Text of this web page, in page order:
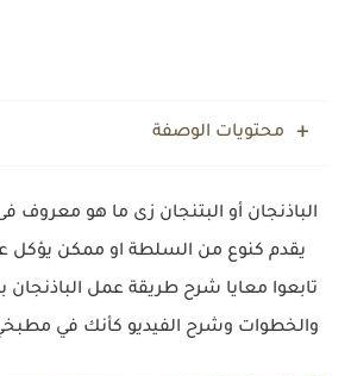
محتويات الوصفة
الباذنجان أو البتنجان زى ما هو
يقدم كنوع من السلطة او ممكن يؤكل
تابعوا معايا شرح طريقة عمل الباذنجان
والخطوات وشرح الفيديو كأنك في